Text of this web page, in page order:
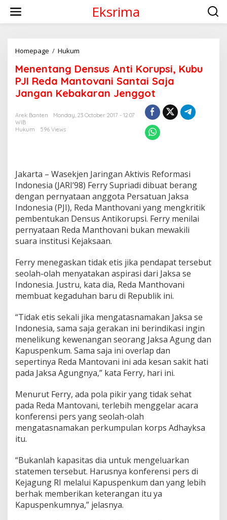
i
Eksrima
Homepage / Hukum
n
e
n
t
n
s
A
n
t
i
K
o
r
p
s
i
,
K
b
u
P
J
I
R
e
d
M
a
n
t
n
i
S
a
n
t
Menentang Densus Anti Korupsi, Kubu
PJI Reda Mantovani Santai Saja
Jangan Kebakaran Jenggot
Arek Banten
Monday, 23 October 2017 - 12:07
WIB
Hukum
596 Views
Jakarta – Wasekjen Jaringan Aktivis Reformasi
Indonesia (JARI’98) Ferry Supriadi dibuat berang
dengan pernyataan anggota Persatuan Jaksa
Indonesia (PJI), Reda Manthovani yang mengkritik
pembentukan Densus Antikorupsi. Ferry menilai
pernyataan Reda Manthovani bukan mewakili
suara institusi Kejaksaan.
Ferry menegaskan tidak etis jika pendapat tersebut
seolah-olah menyatakan aspirasi dari Jaksa se
Indonesia. Justru, kata dia, Reda Manthovani
membuat kegaduhan baru di Republik ini.
“Tidak etis sekali jika mengatasnamakan Jaksa se
Indonesia, sama saja gerakan ini berindikasi ingin
menelikung kewenangan seorang Jaksa Agung dan
Kapuspenkum. Sama saja ini overlap dan
sepertinya Reda Mantovani ini ada kesan sakit hati
pada Jaksa Agungnya,” kata Ferry, hari ini.
Menurut Ferry, ada pola pikir yang tidak sehat
pada Reda Mantovani, terlebih menggelar acara
konferensi pers yang seolah-olah
mengatasnamakan perkumpulan korps Adhayksa
itu.
“Bukanlah kapasitas dia untuk mengeluarkan
statemen tersebut. Harusnya konferensi pers di
Kejagung RI melalui Kapuspenkum dan yang lebih
berhak memberikan keterangan itu ya
Kapuspenkumnya,” jelasnya.